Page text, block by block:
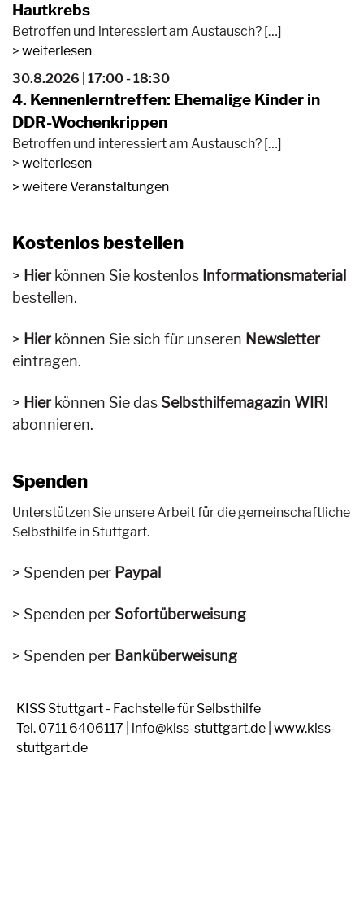
Hautkrebs
Betroffen und interessiert am Austausch? […]
weiterlesen
30.8.2026 | 17:00 - 18:30
4. Kennenlerntreffen: Ehemalige Kinder in
DDR-Wochenkrippen
Betroffen und interessiert am Austausch? […]
weiterlesen
weitere Veranstaltungen
Kostenlos bestellen
Hierkönnen Sie kostenlos Informationsmaterial
bestellen.
Hierkönnen Sie sich für unseren Newsletter
eintragen.
Hierkönnen Sie das Selbsthilfemagazin WIR!
abonnieren.
Spenden
Unterstützen Sie unsere Arbeit für die gemeinschaftliche
Selbsthilfe in Stuttgart.
Spenden per Paypal
Spenden per Sofortüberweisung
Spenden per Banküberweisung
KISS Stuttgart - Fachstelle für Selbsthilfe
Tel. 0711 6406117 | info@kiss-stuttgart.de | www.kiss-
stuttgart.de